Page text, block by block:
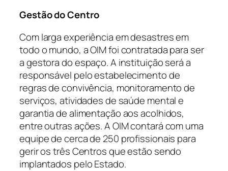
Gestão do Centro
Com larga experiência em desastres em
todo o mundo, a OIM foi contratada para ser
a gestora do espaço. A instituição será a
responsável pelo estabelecimento de
regras de convivência, monitoramento de
serviços, atividades de saúde mental e
garantia de alimentação aos acolhidos,
entre outras ações. A OIM contará com uma
equipe de cerca de 250 profissionais para
gerir os três Centros que estão sendo
implantados pelo Estado.